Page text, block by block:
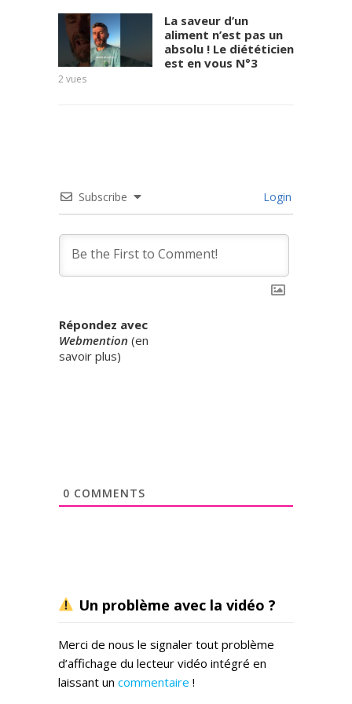
a-la-
presidentiell
e/
Emmanuel
La saveur d’un
aliment n’est pas un
absolu ! Le diététicien
est en vous N°3
2vues
Subscribe Login
Répondez avec
Webmention (en
savoir plus)
0 COMMENTS
Un problème avec la vidéo ?
Merci de nous le signaler tout problème
d’affichage du lecteur vidéo intégré en
laissant un commentaire !